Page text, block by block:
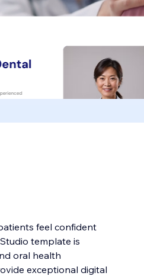
feel confident
template is
oral health
exceptional digital